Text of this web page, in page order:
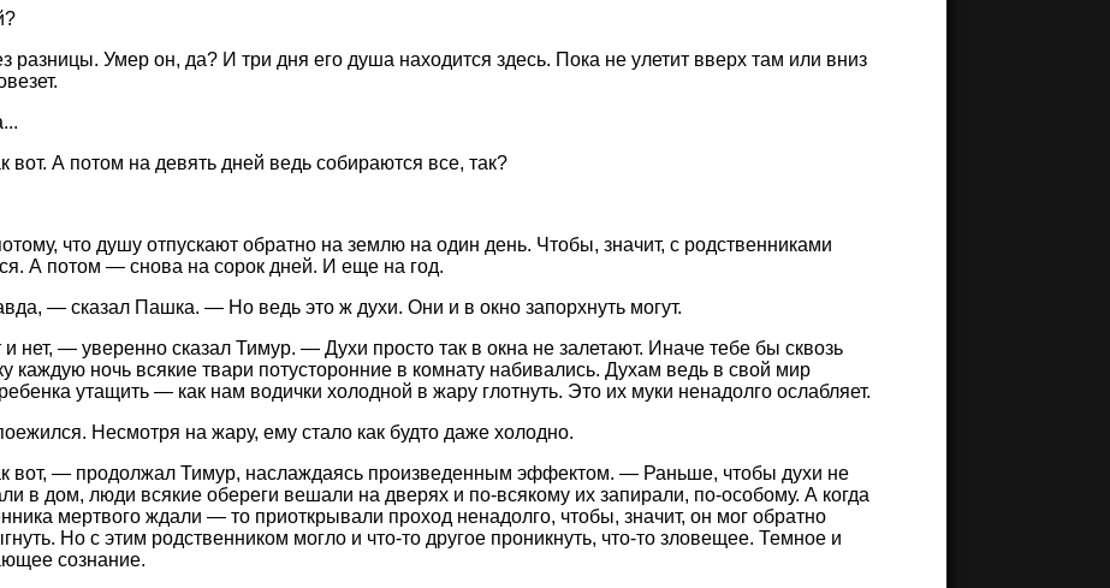
разницы. Умер он, да? И три дня его душа находится здесь. Пока не улетит вверх там или вниз
вот. А потом на девять дней ведь собираются все, так?
что душу отпускают обратно на землю на один день. Чтобы, значит, с родственниками
А потом — снова на сорок дней. И еще на год.
— сказал Пашка. — Но ведь это ж духи. Они и в окно запорхнуть могут.
нет, — уверенно сказал Тимур. — Духи просто так в окна не залетают. Иначе тебе бы сквозь
каждую ночь всякие твари потусторонние в комнату набивались. Духам ведь в свой мир
утащить — как нам водички холодной в жару глотнуть. Это их муки ненадолго ослабляет.
Несмотря на жару, ему стало как будто даже холодно.
вот, — продолжал Тимур, наслаждаясь произведенным эффектом. — Раньше, чтобы духи не
в дом, люди всякие обереги вешали на дверях и по-всякому их запирали, по-особому. А когда
мертвого ждали — то приоткрывали проход ненадолго, чтобы, значит, он мог обратно
Но с этим родственником могло и что-то другое проникнуть, что-то зловещее. Темное и
сознание.